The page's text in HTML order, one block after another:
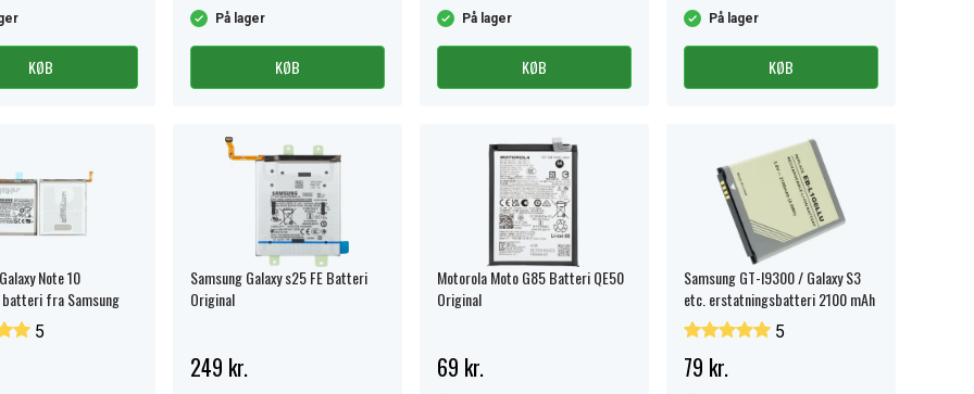
KØB
På lager
KØB
På lager
KØB
På lager
KØB
Note 10
fra Samsung
5
Samsung Galaxy s25 FE Batteri
Original
249 kr.
Motorola Moto G85 Batteri QE50
Original
69 kr.
Samsung GT-I9300 / Galaxy S3
etc. erstatningsbatteri 2100 mAh
5
79 kr.